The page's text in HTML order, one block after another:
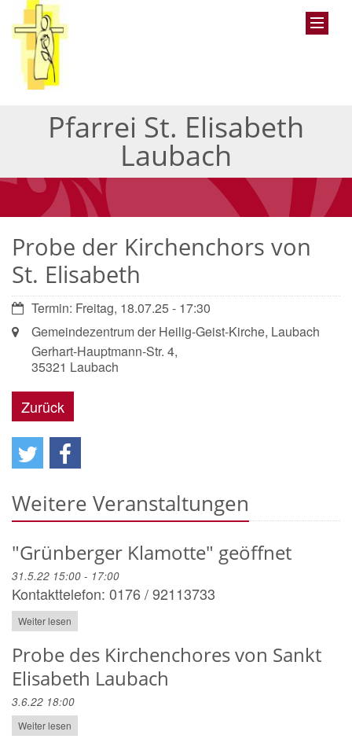
Pfarrei St. Elisabeth
Laubach
Probe der Kirchenchors von
St. Elisabeth
Datum:Termin: Freitag, 18.07.25 - 17:30
Ort: Gemeindezentrum der Heilig-Geist-Kirche, Laubach
Gerhart-Hauptmann-Str. 4,
35321 Laubach
Zurück
Weitere Veranstaltungen
"Grünberger Klamotte" geöffnet
31.5.22 15:00 - 17:00
Kontakttelefon: 0176 / 92113733
Weiter lesen
Probe des Kirchenchores von Sankt
Elisabeth Laubach
3.6.22 18:00
Weiter lesen